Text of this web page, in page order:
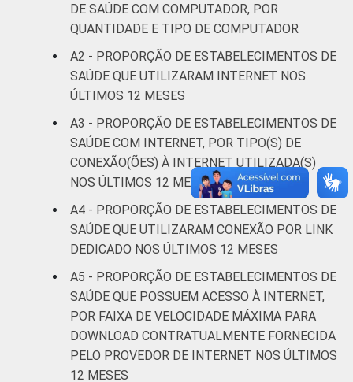
Interior 1
Essa tabela foi corrigida em maio de 2015.
Para mais informações, acesse
https://cetic.br/noticia/cetic-br-informa-
correcao-dos-resultados-da-pesquisa-tic-
saude-2013/
Base: 1568 estabelecimentos de saúde que
declararam ter utilizado computador nos
últimos 12 meses em relação ao momento
da entrevista. Estimativa: 73.943
estabelecimentos. Dados coletados entre
fevereiro de 2013 e junho de 2013.
Fonte: NIC.br - fev 2013 / jun 2013
DE SAÚDE COM COMPUTADOR, POR
QUANTIDADE E TIPO DE COMPUTADOR
A2 - PROPORÇÃO DE ESTABELECIMENTOS DE
SAÚDE QUE UTILIZARAM INTERNET NOS
ÚLTIMOS 12 MESES
A3 - PROPORÇÃO DE ESTABELECIMENTOS DE
SAÚDE COM INTERNET, POR TIPO(S) DE
CONEXÃO(ÕES) À INTERNET UTILIZADA(S)
NOS ÚLTIMOS 12 MESES
A4 - PROPORÇÃO DE ESTABELECIMENTOS DE
SAÚDE QUE UTILIZARAM CONEXÃO POR LINK
DEDICADO NOS ÚLTIMOS 12 MESES
A5 - PROPORÇÃO DE ESTABELECIMENTOS DE
SAÚDE QUE POSSUEM ACESSO À INTERNET,
POR FAIXA DE VELOCIDADE MÁXIMA PARA
DOWNLOAD CONTRATUALMENTE FORNECIDA
PELO PROVEDOR DE INTERNET NOS ÚLTIMOS
12 MESES